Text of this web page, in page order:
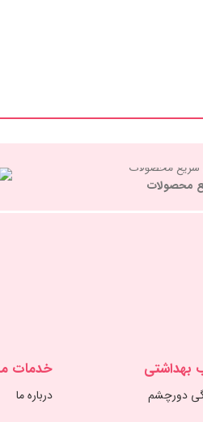
محصولات
بهداشتی
دورچشم
خدمات
درباره ما